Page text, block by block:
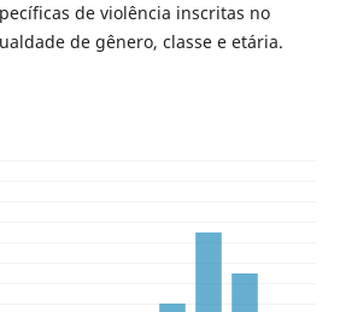
de violência inscritas no
de gênero, classe e etária.